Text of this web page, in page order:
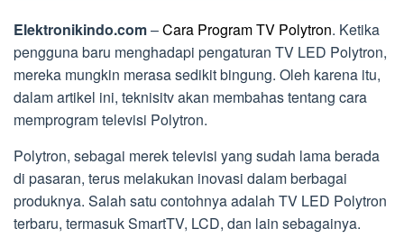
Elektronikindo.com–Cara Program TV Polytron. Ketika
pengguna baru menghadapi pengaturan TV LED Polytron,
mereka mungkin merasa sedikit bingung. Oleh karena itu,
dalam artikel ini, teknisitv akan membahas tentang cara
memprogram televisi Polytron.
Polytron, sebagai merek televisi yang sudah lama berada
di pasaran, terus melakukan inovasi dalam berbagai
produknya. Salah satu contohnya adalah TV LED Polytron
terbaru, termasuk SmartTV, LCD, dan lain sebagainya.